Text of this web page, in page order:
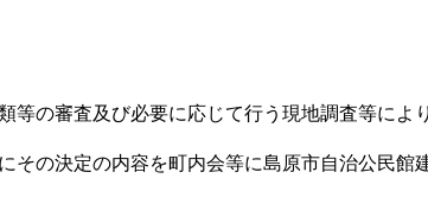
の審査及び必要に応じて行う現地調査等によ
の決定の内容を町内会等に島原市自治公民館